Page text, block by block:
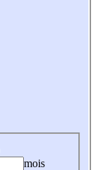
mois